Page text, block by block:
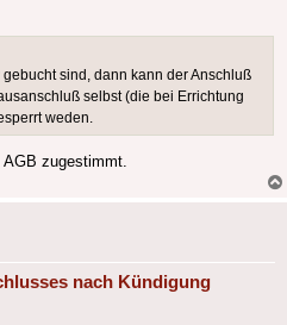
sind, dann kann der Anschluß
selbst (die bei Errichtung
weden.
zugestimmt.
nach Kündigung